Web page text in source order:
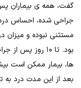
گفت، همه ی بیماران
جراحی شده، احساس درد
مستثنی نبوده و میزان
بود. تا ۱۰ روز
ها، بیمار ممکن است
بعد از این مدت درد